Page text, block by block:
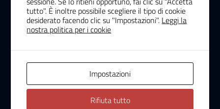
Odontoiatri Pesaro Urbino
Amministrazione Trasparente
Whistleblowing
Impostazioni COOKIES
tutto". È inoltre possibile scegliere il tipo di cookie
desiderato facendo clic su "Impostazioni". Leggi la
nostra politica per i cookie
Impostazioni
Rifiuta tutto